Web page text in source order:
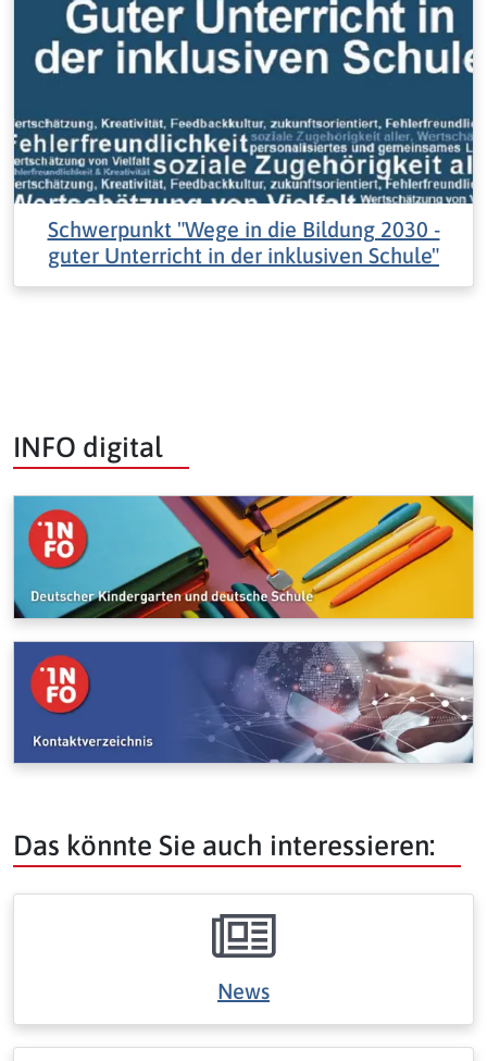
Schwerpunkt "Wege in die Bildung 2030 -
guter Unterricht in der inklusiven Schule"
INFO digital
Das könnte Sie auch interessieren:
News